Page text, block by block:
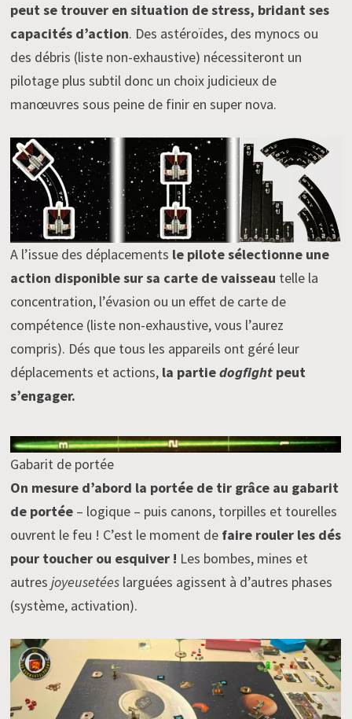
peut se trouver en situation de stress, bridant ses
capacités d’action. Des astéroïdes, des mynocs ou
des débris (liste non-exhaustive) nécessiteront un
pilotage plus subtil donc un choix judicieux de
manœuvres sous peine de finir en super nova.
A l’issue des déplacements le pilote sélectionne une
action disponible sur sa carte de vaisseau telle la
concentration, l’évasion ou un effet de carte de
compétence (liste non-exhaustive, vous l’aurez
compris). Dés que tous les appareils ont géré leur
déplacements et actions, la partiedogfight peut
s’engager.
Gabarit de portée
On mesure d’abord la portée de tir grâce au gabarit
de portée – logique – puis canons, torpilles et tourelles
ouvrent le feu ! C’est le moment de faire rouler les dés
pour toucher ou esquiver ! Les bombes, mines et
autresjoyeusetées larguées agissent à d’autres phases
(système, activation).